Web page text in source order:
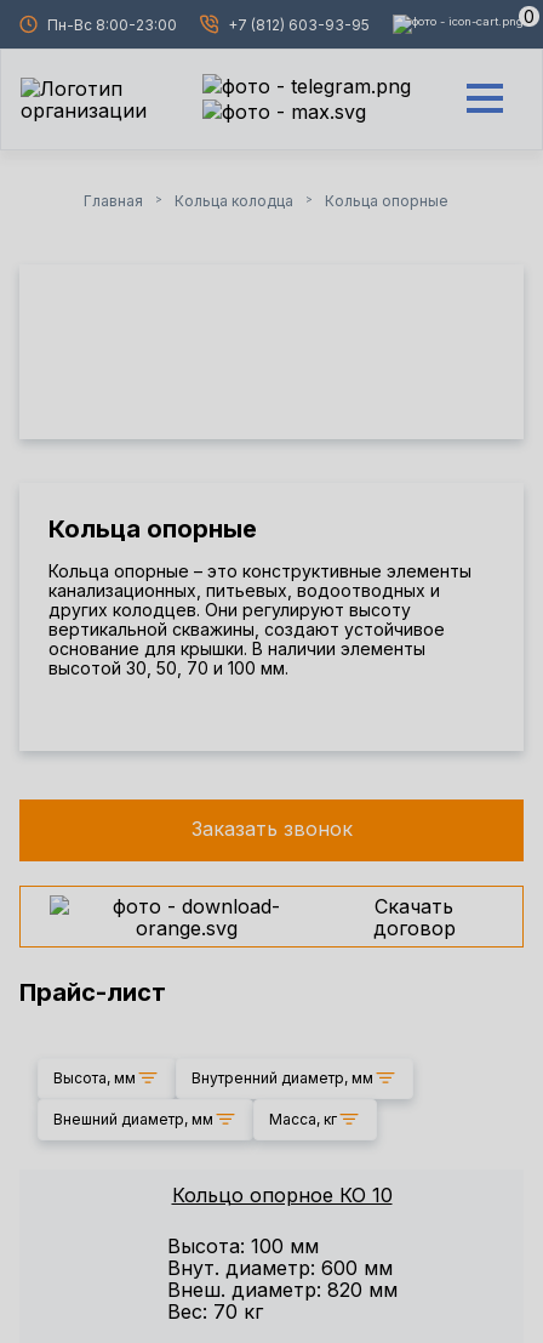
Пн-Вс 8:00-23:00 +7 (812) 603-93-95 0
Главная > Кольца колодца > Кольца опорные
Кольца опорные
Кольца опорные – это конструктивные элементы
канализационных, питьевых, водоотводных и
других колодцев. Они регулируют высоту
вертикальной скважины, создают устойчивое
основание для крышки. В наличии элементы
высотой 30, 50, 70 и 100 мм.
Заказать звонок
Скачать
договор
Прайс-лист
Высота, мм Внутренний диаметр, мм
Внешний диаметр, мм Масса, кг
Кольцо опорное КО 10
Высота: 100 мм
Внут. диаметр: 600 мм
Внеш. диаметр: 820 мм
Вес: 70 кг